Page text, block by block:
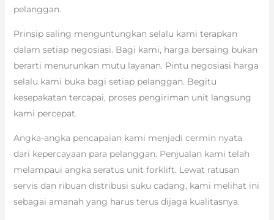
pelanggan.
Prinsip saling menguntungkan selalu kami terapkan
dalam setiap negosiasi. Bagi kami, harga bersaing bukan
berarti menurunkan mutu layanan. Pintu negosiasi harga
selalu kami buka bagi setiap pelanggan. Begitu
kesepakatan tercapai, proses pengiriman unit langsung
kami percepat.
Angka-angka pencapaian kami menjadi cermin nyata
dari kepercayaan para pelanggan. Penjualan kami telah
melampaui angka seratus unit forklift. Lewat ratusan
servis dan ribuan distribusi suku cadang, kami melihat ini
sebagai amanah yang harus terus dijaga kualitasnya.